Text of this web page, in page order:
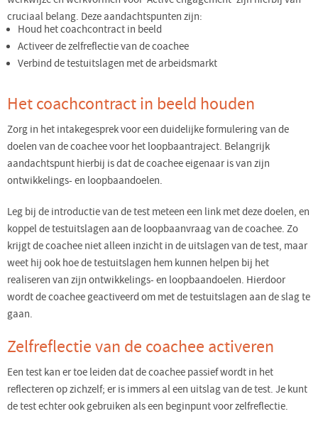
cruciaal belang. Deze aandachtspunten zijn:
Houd het coachcontract in beeld
Activeer de zelfreflectie van de coachee
Verbind de testuitslagen met de arbeidsmarkt
Het coachcontract in beeld houden
Zorg in het intakegesprek voor een duidelijke formulering van de
doelen van de coachee voor het loopbaantraject. Belangrijk
aandachtspunt hierbij is dat de coachee eigenaar is van zijn
ontwikkelings- en loopbaandoelen.
Leg bij de introductie van de test meteen een link met deze doelen, en
koppel de testuitslagen aan de loopbaanvraag van de coachee. Zo
krijgt de coachee niet alleen inzicht in de uitslagen van de test, maar
weet hij ook hoe de testuitslagen hem kunnen helpen bij het
realiseren van zijn ontwikkelings- en loopbaandoelen. Hierdoor
wordt de coachee geactiveerd om met de testuitslagen aan de slag te
gaan.
Zelfreflectie van de coachee activeren
Een test kan er toe leiden dat de coachee passief wordt in het
reflecteren op zichzelf; er is immers al een uitslag van de test. Je kunt
de test echter ook gebruiken als een beginpunt voor zelfreflectie.